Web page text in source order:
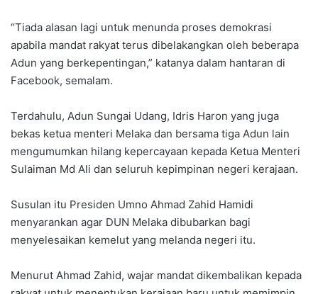
“Tiada alasan lagi untuk menunda proses demokrasi
apabila mandat rakyat terus dibelakangkan oleh beberapa
Adun yang berkepentingan,” katanya dalam hantaran di
Facebook, semalam.
Terdahulu, Adun Sungai Udang, Idris Haron yang juga
bekas ketua menteri Melaka dan bersama tiga Adun lain
mengumumkan hilang kepercayaan kepada Ketua Menteri
Sulaiman Md Ali dan seluruh kepimpinan negeri kerajaan.
Susulan itu Presiden Umno Ahmad Zahid Hamidi
menyarankan agar DUN Melaka dibubarkan bagi
menyelesaikan kemelut yang melanda negeri itu.
Menurut Ahmad Zahid, wajar mandat dikembalikan kepada